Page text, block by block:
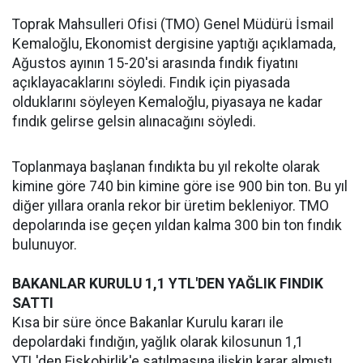
Toprak Mahsulleri Ofisi (TMO) Genel Müdürü İsmail
Kemaloğlu, Ekonomist dergisine yaptığı açıklamada,
Ağustos ayının 15-20'si arasında fındık fiyatını
açıklayacaklarını söyledi. Fındık için piyasada
olduklarını söyleyen Kemaloğlu, piyasaya ne kadar
fındık gelirse gelsin alınacağını söyledi.
Toplanmaya başlanan fındıkta bu yıl rekolte olarak
kimine göre 740 bin kimine göre ise 900 bin ton. Bu yıl
diğer yıllara oranla rekor bir üretim bekleniyor. TMO
depolarında ise geçen yıldan kalma 300 bin ton fındık
bulunuyor.
BAKANLAR KURULU 1,1 YTL'DEN YAĞLIK FINDIK
SATTI
Kısa bir süre önce Bakanlar Kurulu kararı ile
depolardaki fındığın, yağlık olarak kilosunun 1,1